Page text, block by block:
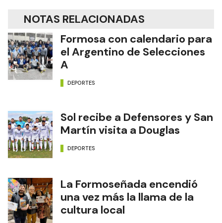
NOTAS RELACIONADAS
Formosa con calendario para
el Argentino de Selecciones
A
DEPORTES
Sol recibe a Defensores y San
Martín visita a Douglas
DEPORTES
La Formoseñada encendió
una vez más la llama de la
cultura local